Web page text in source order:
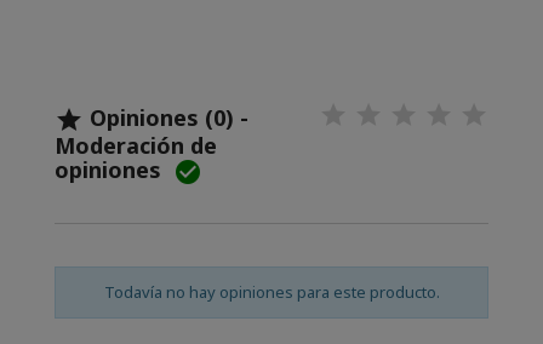
 Opiniones (0) -
Moderación de
opiniones 
Todavía no hay opiniones para este producto.